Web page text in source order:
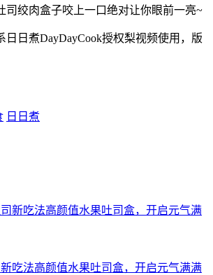
司绞肉盒子咬上一口绝对让你眼前一亮~
日日煮DayDayCook授权梨视频使用，版
日日煮
吃法高颜值水果吐司盒，开启元气满满